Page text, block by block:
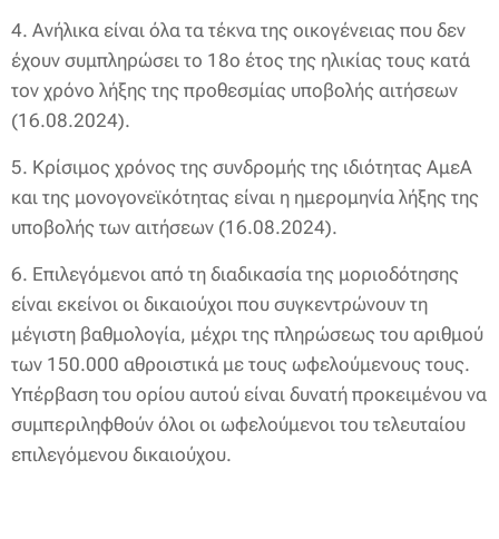
4. Ανήλικα είναι όλα τα τέκνα της οικογένειας που δεν
έχουν συμπληρώσει το 18ο έτος της ηλικίας τους κατά
τον χρόνο λήξης της προθεσμίας υποβολής αιτήσεων
(16.08.2024).
5. Κρίσιμος χρόνος της συνδρομής της ιδιότητας ΑμεΑ
και της μονογονεϊκότητας είναι η ημερομηνία λήξης της
υποβολής των αιτήσεων (16.08.2024).
6. Επιλεγόμενοι από τη διαδικασία της μοριοδότησης
είναι εκείνοι οι δικαιούχοι που συγκεντρώνουν τη
μέγιστη βαθμολογία, μέχρι της πληρώσεως του αριθμού
των 150.000 αθροιστικά με τους ωφελούμενους τους.
Υπέρβαση του ορίου αυτού είναι δυνατή προκειμένου να
συμπεριληφθούν όλοι οι ωφελούμενοι του τελευταίου
επιλεγόμενου δικαιούχου.